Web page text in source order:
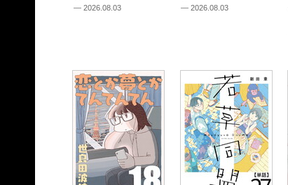
— 2026.08.03 — 2026.08.03